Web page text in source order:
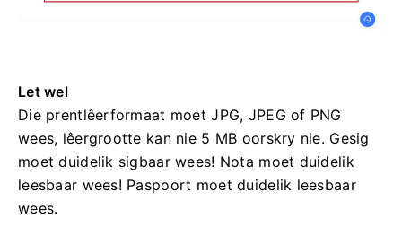
Let wel
Die prentlêerformaat moet JPG, JPEG of PNG
wees, lêergrootte kan nie 5 MB oorskry nie. Gesig
moet duidelik sigbaar wees! Nota moet duidelik
leesbaar wees! Paspoort moet duidelik leesbaar
wees.